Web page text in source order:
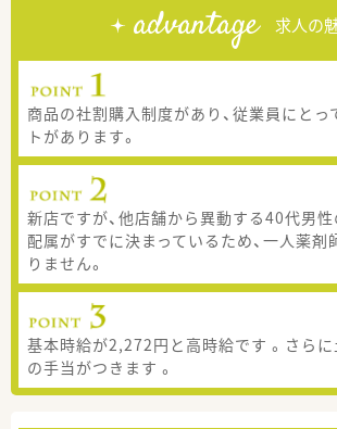
advantage 求人の
商品の社割購入制度があり、従業員にとっ
トがあります。
新店ですが、他店舗から異動する40代男
配属がすでに決まっているため、一人薬剤
りません。
基本時給が2,272円と高時給です 。さら
の手当がつきます 。